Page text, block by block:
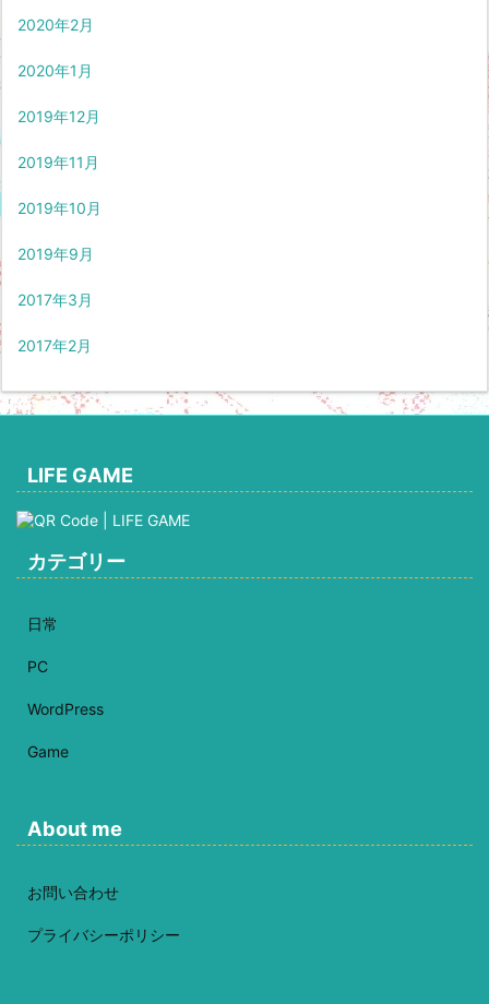
2020年2月
2020年1月
2019年12月
2019年11月
2019年10月
2019年9月
2017年3月
2017年2月
LIFE GAME
カテゴリー
日常
PC
WordPress
Game
About me
お問い合わせ
プライバシーポリシー